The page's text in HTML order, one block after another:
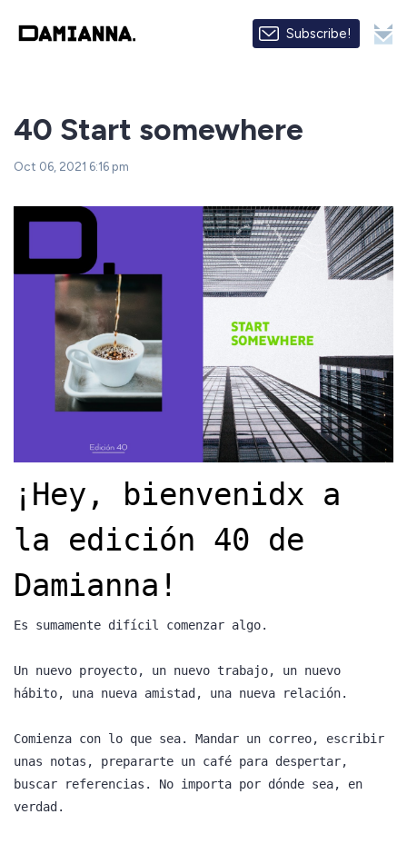
Subscribe!
40 Start somewhere
Oct 06, 2021 6:16 pm
¡Hey, bienvenidx a
la edición 40 de
Damianna!
Es sumamente difícil comenzar algo.
Un nuevo proyecto, un nuevo trabajo, un nuevo
hábito, una nueva amistad, una nueva relación.
Comienza con lo que sea. Mandar un correo, escribir
unas notas, prepararte un café para despertar,
buscar referencias. No importa por dónde sea, en
verdad.